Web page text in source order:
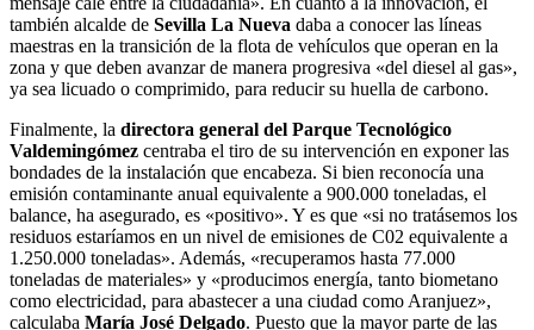
también alcalde de Sevilla La Nueva daba a conocer las líneas
maestras en la transición de la flota de vehículos que operan en la
zona y que deben avanzar de manera progresiva «del diesel al gas»,
ya sea licuado o comprimido, para reducir su huella de carbono.
Finalmente, la directora general del Parque Tecnológico
Valdemingómez centraba el tiro de su intervención en exponer las
bondades de la instalación que encabeza. Si bien reconocía una
emisión contaminante anual equivalente a 900.000 toneladas, el
balance, ha asegurado, es «positivo». Y es que «si no tratásemos los
residuos estaríamos en un nivel de emisiones de C02 equivalente a
1.250.000 toneladas». Además, «recuperamos hasta 77.000
toneladas de materiales» y «producimos energía, tanto biometano
como electricidad, para abastecer a una ciudad como Aranjuez»,
calculaba María José Delgado. Puesto que la mayor parte de las